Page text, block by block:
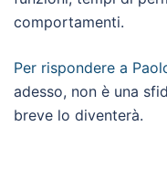
comportamenti.
Per rispondere a
adesso, non è una
breve lo diventerà.